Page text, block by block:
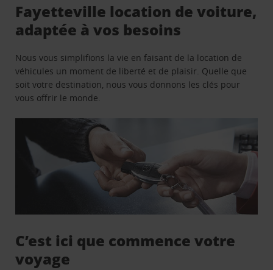
Fayetteville location de voiture,
adaptée à vos besoins
Nous vous simplifions la vie en faisant de la location de
véhicules un moment de liberté et de plaisir. Quelle que
soit votre destination, nous vous donnons les clés pour
vous offrir le monde.
C’est ici que commence votre
voyage